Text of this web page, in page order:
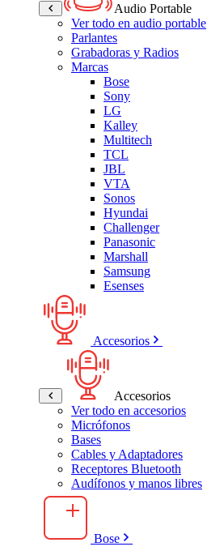
Audio Portable
Ver todo en audio portable
Parlantes
Grabadoras y Radios
Marcas
Bose
Sony
LG
Kalley
Multitech
TCL
JBL
VTA
Sonos
Hyundai
Challenger
Panasonic
Marshall
Samsung
Esenses
Accesorios
Accesorios
Ver todo en accesorios
Micrófonos
Bases
Cables y Adaptadores
Receptores Bluetooth
Audífonos y manos libres
Bose